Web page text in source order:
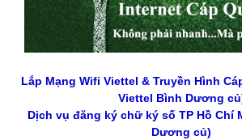
Lắp Mạng Wifi Viettel & Truyền Hình
Viettel Bình Dương
Dịch vụ đăng ký chữ ký số TP Hồ Chí
Dương củ)